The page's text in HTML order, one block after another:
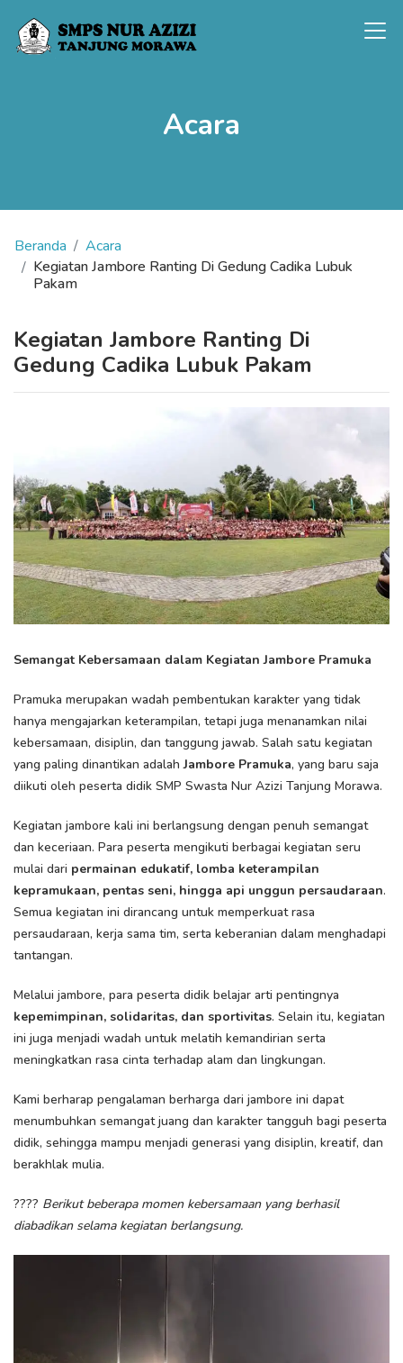
Acara
Beranda
Acara
Kegiatan Jambore Ranting Di Gedung Cadika Lubuk
Pakam
Kegiatan Jambore Ranting Di
Gedung Cadika Lubuk Pakam
Semangat Kebersamaan dalam Kegiatan Jambore Pramuka
Pramuka merupakan wadah pembentukan karakter yang tidak
hanya mengajarkan keterampilan, tetapi juga menanamkan nilai
kebersamaan, disiplin, dan tanggung jawab. Salah satu kegiatan
yang paling dinantikan adalahJambore Pramuka, yang baru saja
diikuti oleh peserta didik SMP Swasta Nur Azizi Tanjung Morawa.
Kegiatan jambore kali ini berlangsung dengan penuh semangat
dan keceriaan. Para peserta mengikuti berbagai kegiatan seru
mulai dari permainan edukatif, lomba keterampilan
kepramukaan, pentas seni, hingga api unggun persaudaraan.
Semua kegiatan ini dirancang untuk memperkuat rasa
persaudaraan, kerja sama tim, serta keberanian dalam menghadapi
tantangan.
Melalui jambore, para peserta didik belajar arti pentingnya
kepemimpinan, solidaritas, dan sportivitas. Selain itu, kegiatan
ini juga menjadi wadah untuk melatih kemandirian serta
meningkatkan rasa cinta terhadap alam dan lingkungan.
Kami berharap pengalaman berharga dari jambore ini dapat
menumbuhkan semangat juang dan karakter tangguh bagi peserta
didik, sehingga mampu menjadi generasi yang disiplin, kreatif, dan
berakhlak mulia.
???? Berikut beberapa momen kebersamaan yang berhasil
diabadikan selama kegiatan berlangsung.